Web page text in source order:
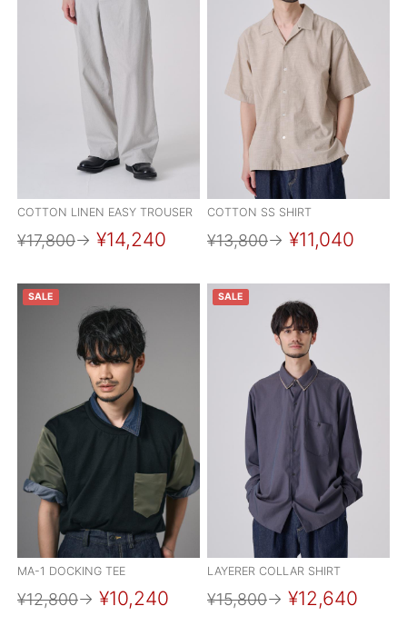
COTTON LINEN EASY TROUSER
¥17,800→ ¥14,240
COTTON SS SHIRT
¥13,800→ ¥11,040
SALE
MA-1 DOCKING TEE
¥12,800→ ¥10,240
SALE
LAYERER COLLAR SHIRT
¥15,800→ ¥12,640